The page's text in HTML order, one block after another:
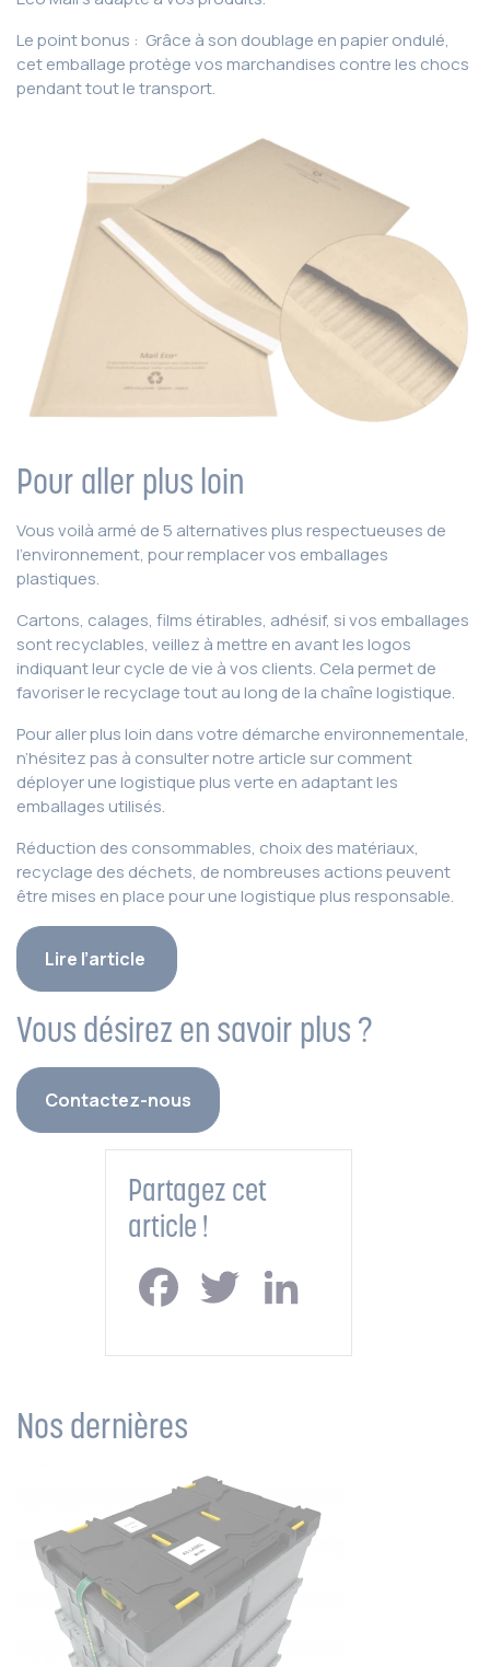
Le point bonus : Grâce à son doublage en papier ondulé,
cet emballage protège vos marchandises contre les chocs
pendant tout le transport.
Pour aller plus loin
Vous voilà armé de 5 alternatives plus respectueuses de
l’environnement, pour remplacer vos emballages
plastiques.
Cartons, calages, films étirables, adhésif, si vos emballages
sont recyclables, veillez à mettre en avant les logos
indiquant leur cycle de vie à vos clients. Cela permet de
favoriser le recyclage tout au long de la chaîne logistique.
Pour aller plus loin dans votre démarche environnementale,
n’hésitez pas à consulter notre article sur comment
déployer une logistique plus verte en adaptant les
emballages utilisés.
Réduction des consommables, choix des matériaux,
recyclage des déchets, de nombreuses actions peuvent
être mises en place pour une logistique plus responsable.
Lire l’article
Vous désirez en savoir plus ?
Contactez-nous
Partagez cet
article !
FacebookTwitter
Nos dernières